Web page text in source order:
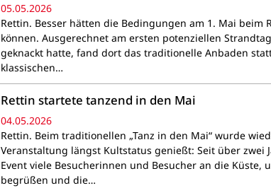
05.05.2026
Rettin. Besser hätten die Bedingungen am 1. Mai beim
können. Ausgerechnet am ersten potenziellen
geknackt hatte, fand dort das traditionelle Anbaden
klassischen…
Rettin startete tanzend in den Mai
04.05.2026
Rettin. Beim traditionellen „Tanz in den Mai“ wurde
Veranstaltung längst Kultstatus genießt: Seit über zwei
Event viele Besucherinnen und Besucher an die Küste,
begrüßen und die…